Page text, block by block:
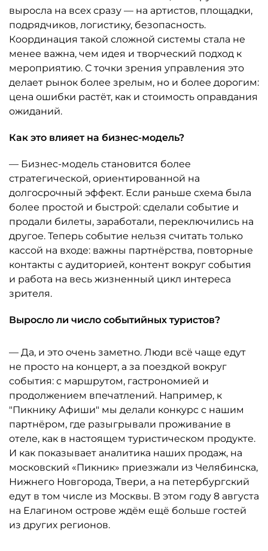
выросла на всех сразу — на артистов, площадки,
подрядчиков, логистику, безопасность.
Координация такой сложной системы стала не
менее важна, чем идея и творческий подход к
мероприятию. С точки зрения управления это
делает рынок более зрелым, но и более дорогим:
цена ошибки растёт, как и стоимость оправдания
ожиданий.
Как это влияет на бизнес-модель?
— Бизнес-модель становится более
стратегической, ориентированной на
долгосрочный эффект. Если раньше схема была
более простой и быстрой: сделали событие и
продали билеты, заработали, переключились на
другое. Теперь событие нельзя считать только
кассой на входе: важны партнёрства, повторные
контакты с аудиторией, контент вокруг события
и работа на весь жизненный цикл интереса
зрителя.
Выросло ли число событийных туристов?
— Да, и это очень заметно. Люди всё чаще едут
не просто на концерт, а за поездкой вокруг
события: с маршрутом, гастрономией и
продолжением впечатлений. Например, к
"Пикнику Афиши" мы делали конкурс с нашим
партнёром, где разыгрывали проживание в
отеле, как в настоящем туристическом продукте.
И как показывает аналитика наших продаж, на
московский «Пикник» приезжали из Челябинска,
Нижнего Новгорода, Твери, а на петербургский
едут в том числе из Москвы. В этом году 8 августа
на Елагином острове ждём ещё больше гостей
из других регионов.